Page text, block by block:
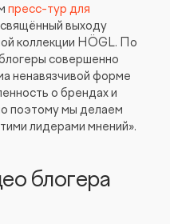
пресс-тур для
выходу
коллекции HÖGL. По
совершенно
ненавязчивой форме
о брендах и
поэтому мы делаем
лидерами мнений».
блогера